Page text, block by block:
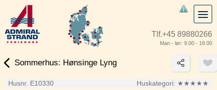
Tlf.+45 89880266
Man - lør: 9.00 - 18.00
Sommerhus: Hønsinge Lyng
Husnr. E10330 Huskategori: ★★★★★